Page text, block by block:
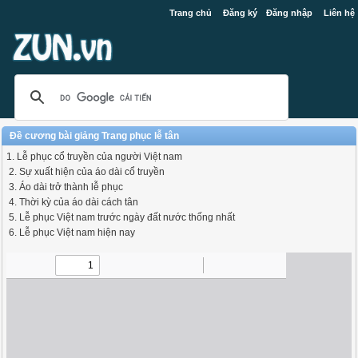
Trang chủ Đăng ký Đăng nhập Liên hệ
Đề cương bài giảng Trang phục lễ tân
1. Lễ phục cổ truyền của người Việt nam
2. Sự xuất hiện của áo dài cổ truyền
3. Áo dài trở thành lễ phục
4. Thời kỳ của áo dài cách tân
5. Lễ phục Việt nam trước ngày đất nước thống nhất
6. Lễ phục Việt nam hiện nay